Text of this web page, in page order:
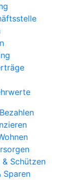
Schützen
Sparen